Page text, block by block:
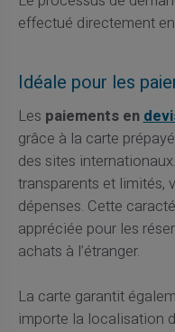
effectué directement
Idéale pour les
Les paiements en
grâce à la carte
des sites
transparents et limités,
dépenses. Cette
appréciée pour les
achats à l’étranger.
La carte garantit
importe la localisation